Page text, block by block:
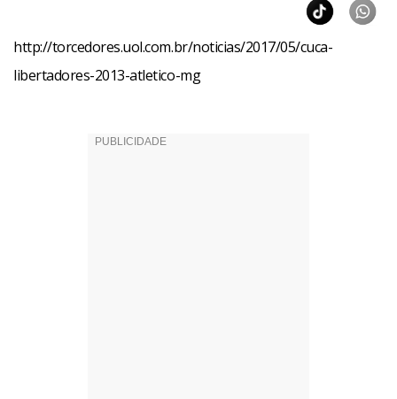
http://torcedores.uol.com.br/noticias/2017/05/cuca-
libertadores-2013-atletico-mg